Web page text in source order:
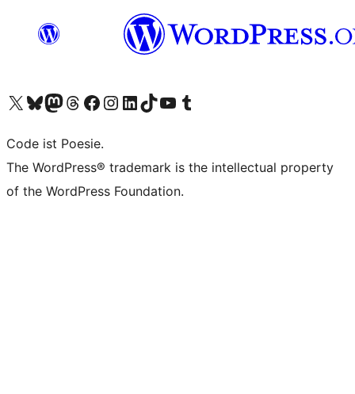
Unser X-Konto (früher Twitter) besuchen
Unser Bluesky-Konto besuchen
Unser Mastodon-Konto besuchen
Unser Threads-Konto besuchen
Unsere Facebook-Seite besuchen
Unser Instagram-Konto besuchen
Unser LinkedIn-Konto besuchen
Unser TikTok-Konto besuchen
Unseren YouTube-Kanal besuchen
Unser Tumblr-Konto besuchen
Code ist Poesie.
The WordPress® trademark is the intellectual property
of the WordPress Foundation.